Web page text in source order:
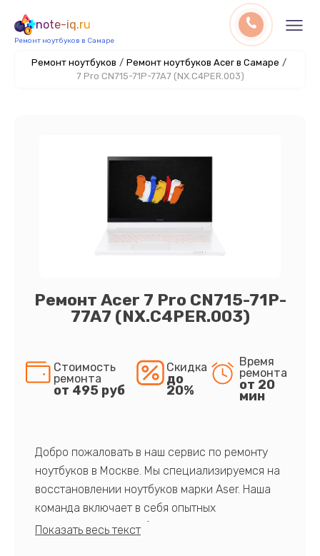
note-iq.ru
Ремонт ноутбуков в Самаре
Ремонт ноутбуков / Ремонт ноутбуков Acer в Самаре /
7 Pro CN715-71P-77A7 (NX.C4PER.003)
Ремонт Acer 7 Pro CN715-71P-
77A7 (NX.C4PER.003)
Стоимость
ремонта
от 495 руб
Скидка
до
20%
Время
ремонта
от 20
мин
Добро пожаловать в наш сервис по ремонту
ноутбуков в Москве. Мы специализируемся на
восстановлении ноутбуков марки Aser. Наша
команда включает в себя опытных
профессионалов с обширными знаниями и